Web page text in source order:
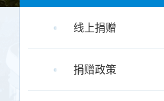
线上捐赠
捐赠政策